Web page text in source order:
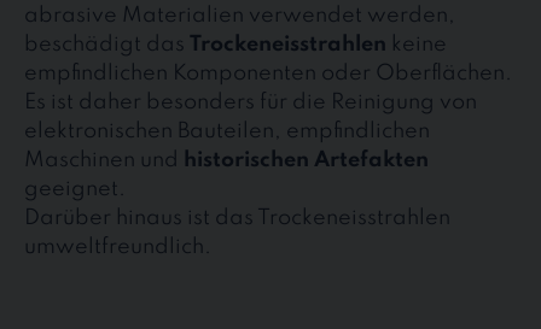
abrasive Materialien verwendet werden,
beschädigt das Trockeneisstrahlen keine
empfindlichen Komponenten oder Oberflächen.
Es ist daher besonders für die Reinigung von
elektronischen Bauteilen, empfindlichen
Maschinen und
historischen Artefakten
geeignet.
Darüber hinaus ist das Trockeneisstrahlen
umweltfreundlich.